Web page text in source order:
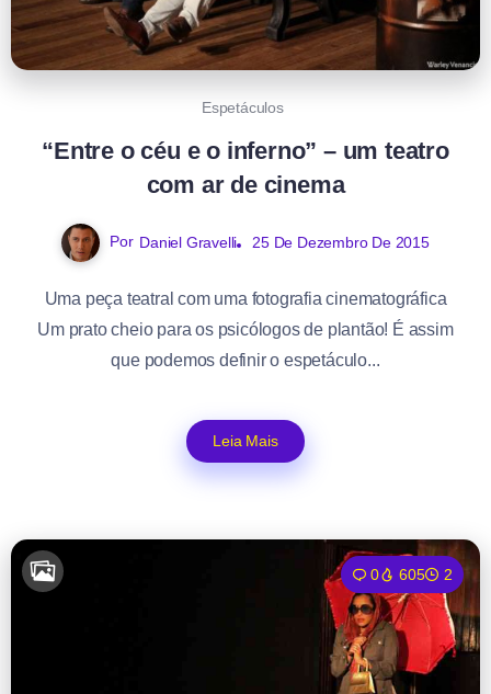
Espetáculos
“Entre o céu e o inferno” – um teatro
com ar de cinema
Por Daniel Gravelli 25 De Dezembro De 2015
Uma peça teatral com uma fotografia cinematográfica
Um prato cheio para os psicólogos de plantão! É assim
que podemos definir o espetáculo...
Leia Mais
0 605 2